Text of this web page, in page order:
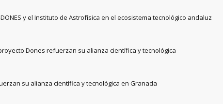
y el Instituto de Astrofísica en el ecosistema tecnológico andaluz
Dones refuerzan su alianza científica y tecnológica
su alianza científica y tecnológica en Granada